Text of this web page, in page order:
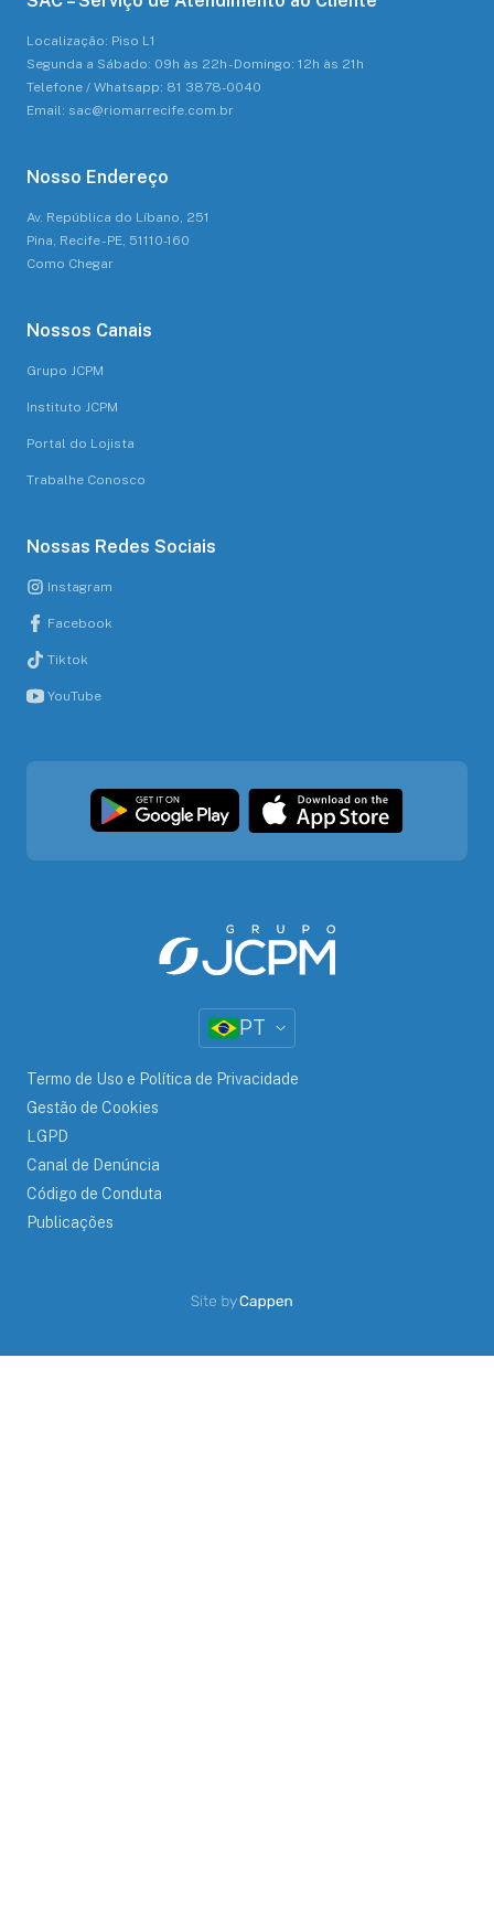
Localização: Piso L1
Segunda a Sábado: 09h às 22h - Domingo: 12h às 21h
Telefone / Whatsapp: 81 3878-0040
Email: sac@riomarrecife.com.br
Nosso Endereço
Av. República do Líbano, 251
Pina, Recife - PE, 51110-160
Como Chegar
Nossos Canais
Grupo JCPM
Instituto JCPM
Portal do Lojista
Trabalhe Conosco
Nossas Redes Sociais
Instagram
Facebook
Tiktok
YouTube
PT
Termo de Uso e Política de Privacidade
Gestão de Cookies
LGPD
Canal de Denúncia
Código de Conduta
Publicações